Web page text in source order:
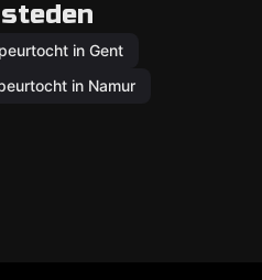
in Gent
in Namur